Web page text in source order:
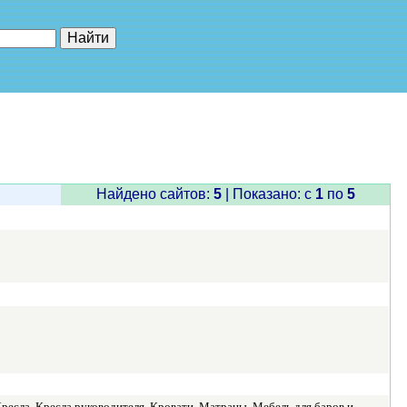
Найдено сайтов: 5| Показано: c 1по 5